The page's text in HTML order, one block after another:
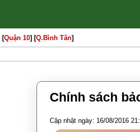
[Quận 10] [Q.Bình Tân]
Chính sách
Cập nhật ngày: 16/08/2016